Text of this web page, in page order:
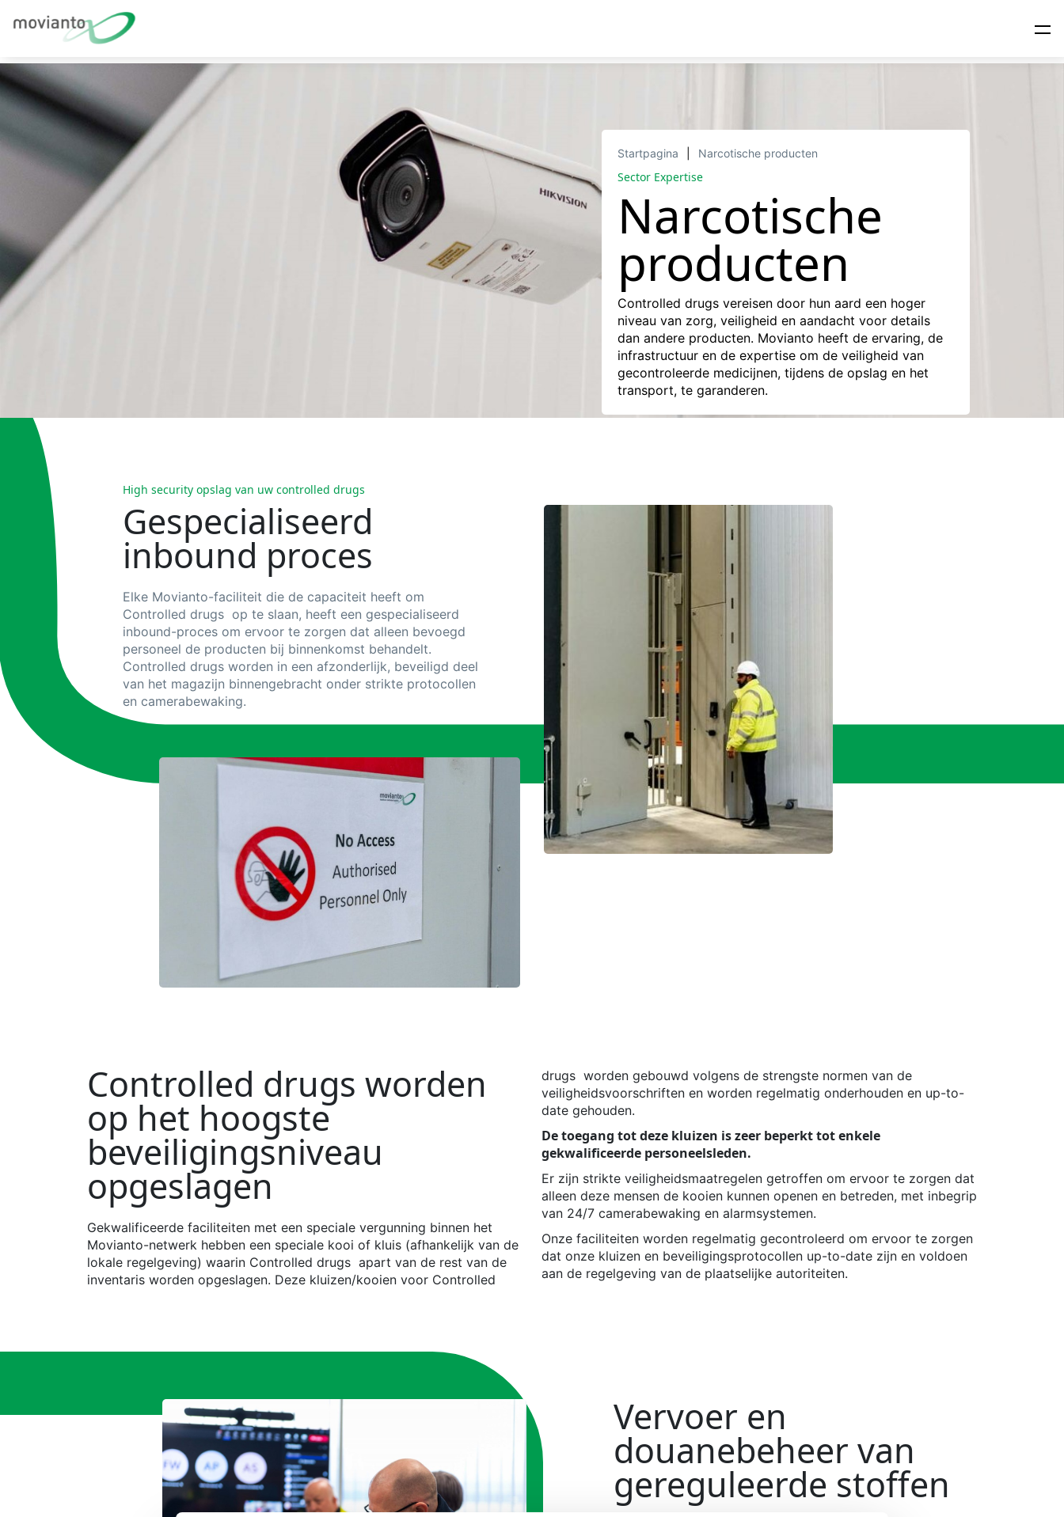
Startpagina Narcotische producten
Sector Expertise
Narcotische
producten
Controlled drugs vereisen door hun aard een hoger
niveau van zorg, veiligheid en aandacht voor details
dan andere producten. Movianto heeft de ervaring, de
infrastructuur en de expertise om de veiligheid van
gecontroleerde medicijnen, tijdens de opslag en het
transport, te garanderen.
High security opslag van uw controlled drugs
Gespecialiseerd
inbound proces
Elke Movianto-faciliteit die de capaciteit heeft om
Controlled drugs op te slaan, heeft een gespecialiseerd
inbound-proces om ervoor te zorgen dat alleen bevoegd
personeel de producten bij binnenkomst behandelt.
Controlled drugsworden in een afzonderlijk, beveiligd deel
van het magazijn binnengebracht onder strikte protocollen
en camerabewaking.
Controlled drugs worden
op het hoogste
beveiligingsniveau
opgeslagen
Gekwalificeerde faciliteiten met een speciale vergunning binnen het
Movianto-netwerk hebben een speciale kooi of kluis (afhankelijk van de
lokale regelgeving) waarin Controlled drugs apart van de rest van de
inventaris worden opgeslagen. Deze kluizen/kooien voor Controlled
drugs worden gebouwd volgens de strengste normen van de
veiligheidsvoorschriften en worden regelmatig onderhouden en up-to-
date gehouden.
De toegang tot deze kluizen is zeer beperkt tot enkele
gekwalificeerde personeelsleden.
Er zijn strikte veiligheidsmaatregelen getroffen om ervoor te zorgen dat
alleen deze mensen de kooien kunnen openen en betreden, met inbegrip
van 24/7 camerabewaking en alarmsystemen.
Onze faciliteiten worden regelmatig gecontroleerd om ervoor te zorgen
dat onze kluizen en beveiligingsprotocollen up-to-date zijn en voldoen
aan de regelgeving van de plaatselijke autoriteiten.
Vervoer en
douanebeheer van
gereguleerde stoffen